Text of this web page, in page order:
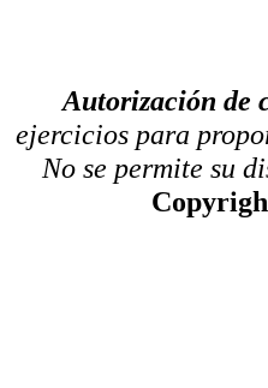
Autorización de
ejercicios para
No se permite su